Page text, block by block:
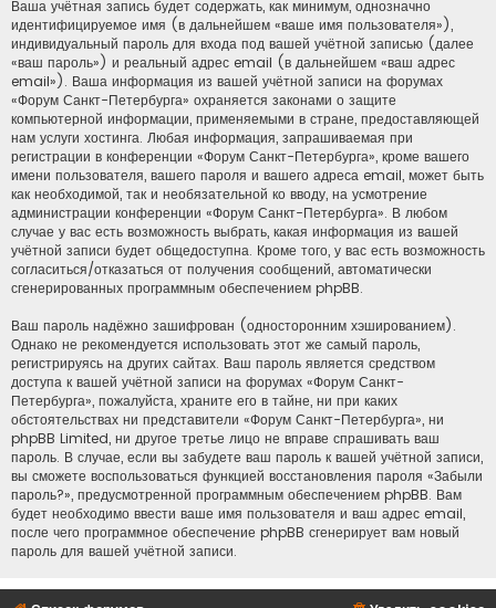
Ваша учётная запись будет содержать, как минимум, однозначно
идентифицируемое имя (в дальнейшем «ваше имя пользователя»),
индивидуальный пароль для входа под вашей учётной записью (далее
«ваш пароль») и реальный адрес email (в дальнейшем «ваш адрес
email»). Ваша информация из вашей учётной записи на форумах
«Форум Санкт-Петербурга» охраняется законами о защите
компьютерной информации, применяемыми в стране, предоставляющей
нам услуги хостинга. Любая информация, запрашиваемая при
регистрации в конференции «Форум Санкт-Петербурга», кроме вашего
имени пользователя, вашего пароля и вашего адреса email, может быть
как необходимой, так и необязательной ко вводу, на усмотрение
администрации конференции «Форум Санкт-Петербурга». В любом
случае у вас есть возможность выбрать, какая информация из вашей
учётной записи будет общедоступна. Кроме того, у вас есть возможность
согласиться/отказаться от получения сообщений, автоматически
сгенерированных программным обеспечением phpBB.
Ваш пароль надёжно зашифрован (односторонним хэшированием).
Однако не рекомендуется использовать этот же самый пароль,
регистрируясь на других сайтах. Ваш пароль является средством
доступа к вашей учётной записи на форумах «Форум Санкт-
Петербурга», пожалуйста, храните его в тайне, ни при каких
обстоятельствах ни представители «Форум Санкт-Петербурга», ни
phpBB Limited, ни другое третье лицо не вправе спрашивать ваш
пароль. В случае, если вы забудете ваш пароль к вашей учётной записи,
вы сможете воспользоваться функцией восстановления пароля «Забыли
пароль?», предусмотренной программным обеспечением phpBB. Вам
будет необходимо ввести ваше имя пользователя и ваш адрес email,
после чего программное обеспечение phpBB сгенерирует вам новый
пароль для вашей учётной записи.